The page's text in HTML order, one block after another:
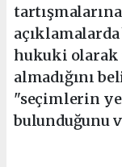
hukuki olarak
almadığını
"seçimlerin
bulunduğunu